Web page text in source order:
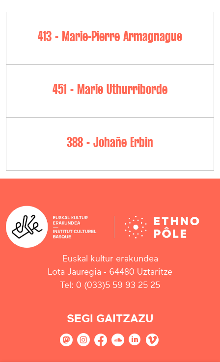
413 - Marie-Pierre Armagnague
451 - Marie Uthurriborde
388 - Johañe Erbin
Euskal kultur erakundea
Lota Jauregia - 64480 Uztaritze
Tel: 0 (033)5 59 93 25 25
SEGI GAITZAZU